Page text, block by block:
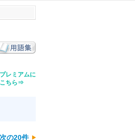
レミアムに
ちら⇒
次の20件